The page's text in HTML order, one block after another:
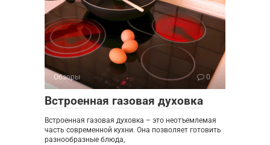
Обзоры 0
Встроенная газовая духовка
Встроенная газовая духовка – это неотъемлемая
часть современной кухни. Она позволяет готовить
разнообразные блюда,